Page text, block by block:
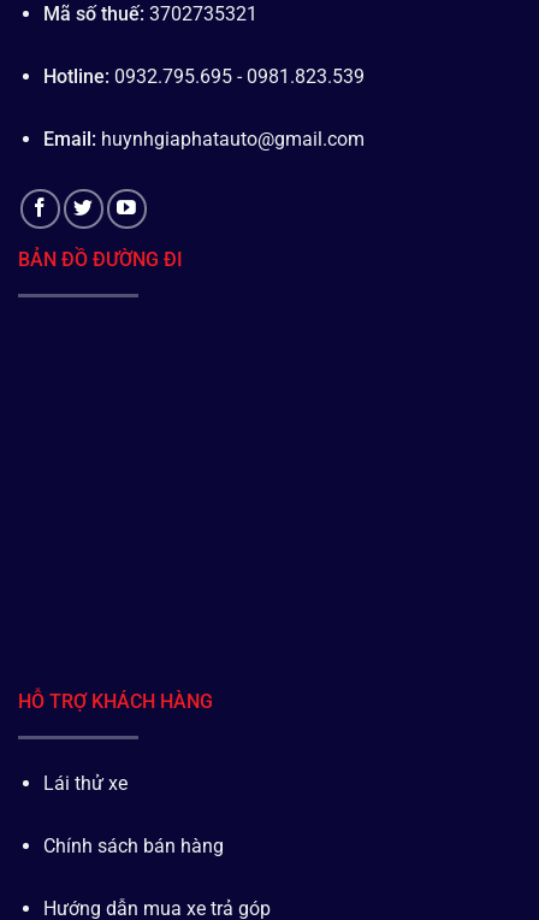
Mã số thuế: 3702735321
Hotline: 0932.795.695 - 0981.823.539
Email: huynhgiaphatauto@gmail.com
BẢN ĐỒ ĐƯỜNG ĐI
HỖ TRỢ KHÁCH HÀNG
Lái thử xe
Chính sách bán hàng
Hướng dẫn mua xe trả góp